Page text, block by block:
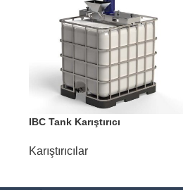
IBC Tank Karıştırıcı
Karıştırıcılar